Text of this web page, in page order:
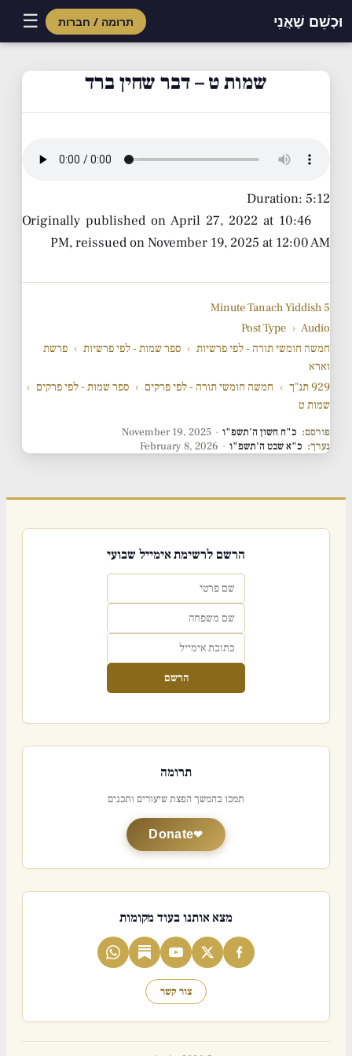
וּכְשֵׁם שֶׁאֲנִי תרומה / חברות ☰
שמות ט – דבר שחין ברד
Duration: 5:12
Originally published on April 27, 2022 at 10:46
PM, reissued on November 19, 2025 at 12:00 AM
5 Minute Tanach Yiddish
Post Type › Audio
חמשה חומשי תורה - לפי פרשיות › ספר שמות - לפי פרשיות › פרשת
וארא
929 תנ"ך
› חמשה חומשי תורה - לפי פרקים › ספר שמות - לפי פרקים ›
שמות ט
פורסם: כ"ח חשון ה'תשפ"ו ·
November 19, 2025
נערך: כ"א שבט ה'תשפ"ו ·
February 8, 2026
הרשם לרשימת אימייל שבועי
הרשם
תרומה
תמכו בהמשך הפצת שיעורים ותכנים
Donate
מצא אותנו בעוד מקומות
צור קשר